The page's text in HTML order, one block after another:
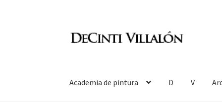
Academia de pintura D V